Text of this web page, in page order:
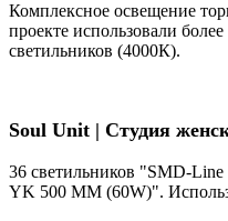
Комплексное освещение
проекте использовали
светильников (4000К).
Soul Unit | Студия
36 светильников "SMD-
YK 500 ММ (60W)".